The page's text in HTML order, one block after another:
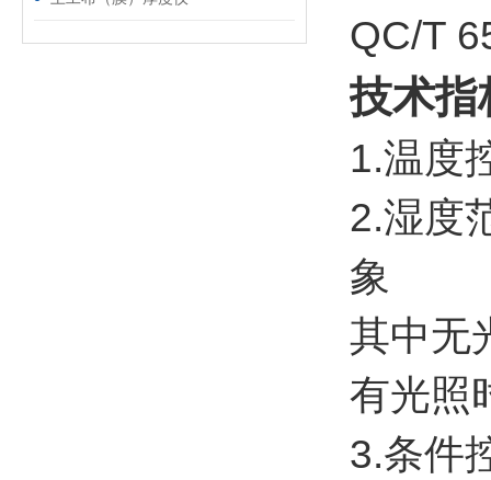
QC/T
技术指
1.温度
2.湿度
象
其中无
有光照
3.条件